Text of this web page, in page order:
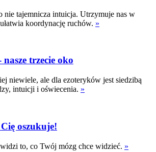
nie tajemnicza intuicja. Utrzymuje nas w
koordynację ruchów. »
nasze trzecie oko
niewiele, ale dla ezoteryków jest siedzibą
intuicji i oświecenia. »
oszukuje!
to, co Twój mózg chce widzieć.­ »